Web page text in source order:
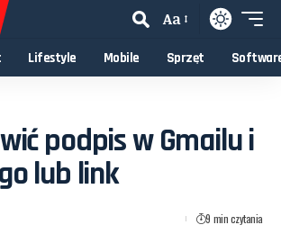
Aa
Lifestyle Mobile Sprzęt
podpis w Gmailu i
lub link
9 min czytania